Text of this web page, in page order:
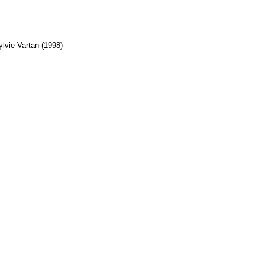
Vartan (1998)